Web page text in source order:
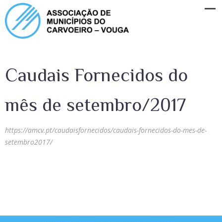
Caudais Fornecidos do
mês de setembro/2017
https://amcv.pt/caudaisfornecidos/caudais-fornecidos-do-mes-de-
setembro2017/